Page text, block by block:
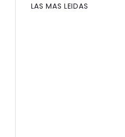
LAS MAS LEIDAS